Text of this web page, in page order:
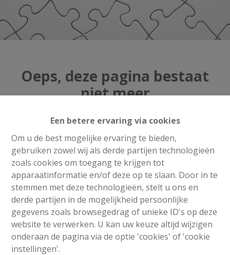
Een betere ervaring via cookies
Om u de best mogelijke ervaring te bieden,
gebruiken zowel wij als derde partijen technologieën
zoals cookies om toegang te krijgen tot
apparaatinformatie en/of deze op te slaan. Door in te
stemmen met deze technologieën, stelt u ons en
derde partijen in de mogelijkheid persoonlijke
gegevens zoals browsegedrag of unieke ID's op deze
website te verwerken. U kan uw keuze altijd wijzigen
onderaan de pagina via de optie 'cookies' of 'cookie
instellingen'.
Oeps, deze pagina bestaat
niet meer
Te koop Te huur